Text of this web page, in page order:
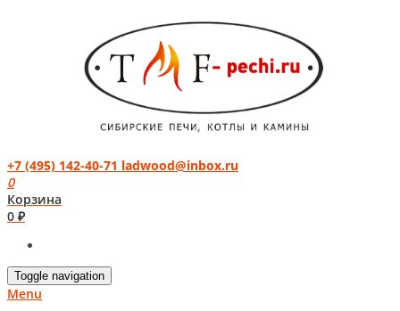
+7 (495) 142-40-71 ladwood@inbox.ru
0
Корзина
0 ₽
Toggle navigation
Menu